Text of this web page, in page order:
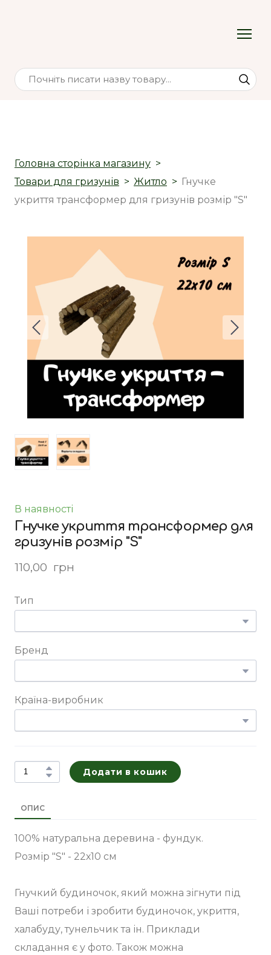
Головна сторінка магазину
Товари для гризунів
Житло
Гнучке
укриття трансформер для гризунів розмір "S"
В наявності
Гнучке укриття трансформер для
гризунів розмір "S"
110,00  грн
Тип
Бренд
Країна-виробник
Додати в кошик
ОПИС
100% натуральна деревина - фундук.
Розмір "S" - 22х10 см
Гнучкий будиночок, який можна зігнути під
Ваші потреби і зробити будиночок, укриття,
халабуду, тунельчик та ін. Приклади
складання є у фото. Також можна